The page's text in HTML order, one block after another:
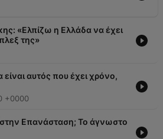
«Ελπίζω η Ελλάδα να έχει
της»
αυτός που έχει χρόνο,
+0000
Επανάσταση; Το άγνωστο